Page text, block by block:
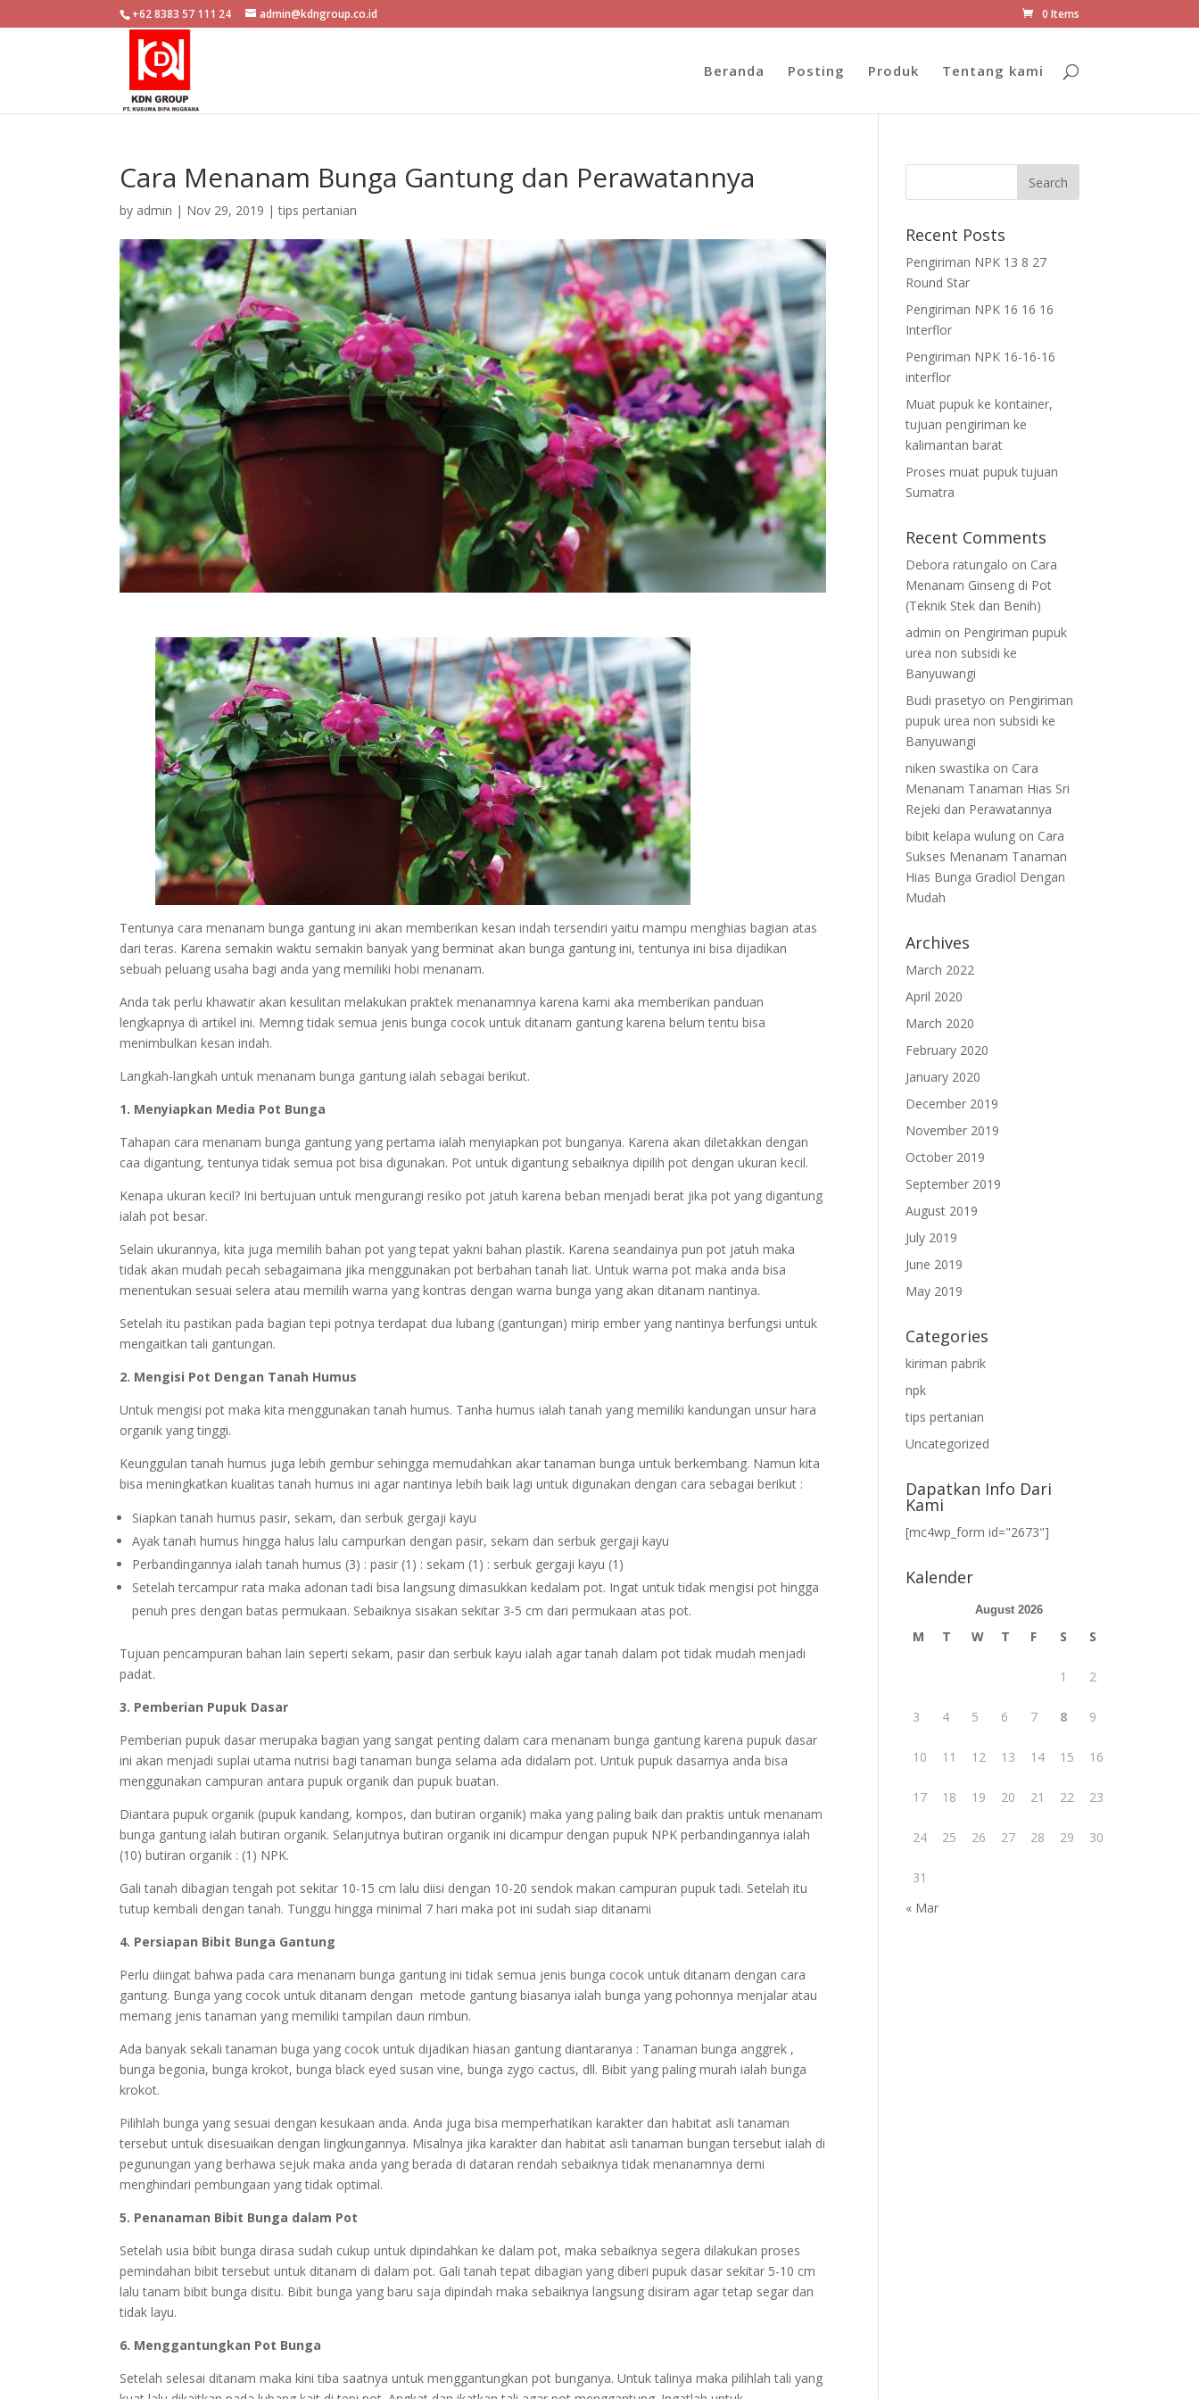
+62 8383 57 111 24 admin@kdngroup.co.id 0 Items
Beranda Posting Produk Tentang kami
Cara Menanam Bunga Gantung dan Perawatannya
by admin | Nov 29, 2019 |tips pertanian
Tentunya cara menanam bunga gantung ini akan memberikan kesan indah tersendiri yaitu mampu menghias bagian atas
dari teras. Karena semakin waktu semakin banyak yang berminat akan bunga gantung ini, tentunya ini bisa dijadikan
sebuah peluang usaha bagi anda yang memiliki hobi menanam.
Anda tak perlu khawatir akan kesulitan melakukan praktek menanamnya karena kami aka memberikan panduan
lengkapnya di artikel ini. Memng tidak semua jenis bunga cocok untuk ditanam gantung karena belum tentu bisa
menimbulkan kesan indah.
Langkah-langkah untuk menanam bunga gantung ialah sebagai berikut.
1. Menyiapkan Media Pot Bunga
Tahapan cara menanam bunga gantung yang pertama ialah menyiapkan pot bunganya. Karena akan diletakkan dengan
caa digantung, tentunya tidak semua pot bisa digunakan. Pot untuk digantung sebaiknya dipilih pot dengan ukuran kecil.
Kenapa ukuran kecil? Ini bertujuan untuk mengurangi resiko pot jatuh karena beban menjadi berat jika pot yang digantung
ialah pot besar.
Selain ukurannya, kita juga memilih bahan pot yang tepat yakni bahan plastik. Karena seandainya pun pot jatuh maka
tidak akan mudah pecah sebagaimana jika menggunakan pot berbahan tanah liat. Untuk warna pot maka anda bisa
menentukan sesuai selera atau memilih warna yang kontras dengan warna bunga yang akan ditanam nantinya.
Setelah itu pastikan pada bagian tepi potnya terdapat dua lubang (gantungan) mirip ember yang nantinya berfungsi untuk
mengaitkan tali gantungan.
2. Mengisi Pot Dengan Tanah Humus
Untuk mengisi pot maka kita menggunakan tanah humus. Tanha humus ialah tanah yang memiliki kandungan unsur hara
organik yang tinggi.
Keunggulan tanah humus juga lebih gembur sehingga memudahkan akar tanaman bunga untuk berkembang. Namun kita
bisa meningkatkan kualitas tanah humus ini agar nantinya lebih baik lagi untuk digunakan dengan cara sebagai berikut :
Siapkan tanah humus pasir, sekam, dan serbuk gergaji kayu
Ayak tanah humus hingga halus lalu campurkan dengan pasir, sekam dan serbuk gergaji kayu
Perbandingannya ialah tanah humus (3) : pasir (1) : sekam (1) : serbuk gergaji kayu (1)
Setelah tercampur rata maka adonan tadi bisa langsung dimasukkan kedalam pot. Ingat untuk tidak mengisi pot hingga
penuh pres dengan batas permukaan. Sebaiknya sisakan sekitar 3-5 cm dari permukaan atas pot.
Tujuan pencampuran bahan lain seperti sekam, pasir dan serbuk kayu ialah agar tanah dalam pot tidak mudah menjadi
padat.
3. Pemberian Pupuk Dasar
Pemberian pupuk dasar merupaka bagian yang sangat penting dalam cara menanam bunga gantung karena pupuk dasar
ini akan menjadi suplai utama nutrisi bagi tanaman bunga selama ada didalam pot. Untuk pupuk dasarnya anda bisa
menggunakan campuran antara pupuk organik dan pupuk buatan.
Diantara pupuk organik (pupuk kandang, kompos, dan butiran organik) maka yang paling baik dan praktis untuk menanam
bunga gantung ialah butiran organik. Selanjutnya butiran organik ini dicampur dengan pupuk NPK perbandingannya ialah
(10) butiran organik : (1) NPK.
Gali tanah dibagian tengah pot sekitar 10-15 cm lalu diisi dengan 10-20 sendok makan campuran pupuk tadi. Setelah itu
tutup kembali dengan tanah. Tunggu hingga minimal 7 hari maka pot ini sudah siap ditanami
4. Persiapan Bibit Bunga Gantung
Perlu diingat bahwa pada cara menanam bunga gantung ini tidak semua jenis bunga cocok untuk ditanam dengan cara
gantung. Bunga yang cocok untuk ditanam dengan metode gantung biasanya ialah bunga yang pohonnya menjalar atau
memang jenis tanaman yang memiliki tampilan daun rimbun.
Ada banyak sekali tanaman buga yang cocok untuk dijadikan hiasan gantung diantaranya : Tanaman bunga anggrek ,
bunga begonia, bunga krokot, bunga black eyed susan vine, bunga zygo cactus, dll. Bibit yang paling murah ialah bunga
krokot.
Pilihlah bunga yang sesuai dengan kesukaan anda. Anda juga bisa memperhatikan karakter dan habitat asli tanaman
tersebut untuk disesuaikan dengan lingkungannya. Misalnya jika karakter dan habitat asli tanaman bungan tersebut ialah di
pegunungan yang berhawa sejuk maka anda yang berada di dataran rendah sebaiknya tidak menanamnya demi
menghindari pembungaan yang tidak optimal.
5. Penanaman Bibit Bunga dalam Pot
Setelah usia bibit bunga dirasa sudah cukup untuk dipindahkan ke dalam pot, maka sebaiknya segera dilakukan proses
pemindahan bibit tersebut untuk ditanam di dalam pot. Gali tanah tepat dibagian yang diberi pupuk dasar sekitar 5-10 cm
lalu tanam bibit bunga disitu. Bibit bunga yang baru saja dipindah maka sebaiknya langsung disiram agar tetap segar dan
tidak layu.
6. Menggantungkan Pot Bunga
Setelah selesai ditanam maka kini tiba saatnya untuk menggantungkan pot bunganya. Untuk talinya maka pilihlah tali yang
Recent Posts
Pengiriman NPK 13 8 27
Round Star
Pengiriman NPK 16 16 16
Interflor
Pengiriman NPK 16-16-16
interflor
Muat pupuk ke kontainer,
tujuan pengiriman ke
kalimantan barat
Proses muat pupuk tujuan
Sumatra
Recent Comments
Debora ratungalo on Cara
Menanam Ginseng di Pot
(Teknik Stek dan Benih)
admin on Pengiriman pupuk
urea non subsidi ke
Banyuwangi
Budi prasetyo on Pengiriman
pupuk urea non subsidi ke
Banyuwangi
niken swastika on Cara
Menanam Tanaman Hias Sri
Rejeki dan Perawatannya
bibit kelapa wulung on Cara
Sukses Menanam Tanaman
Hias Bunga Gradiol Dengan
Mudah
Archives
March 2022
April 2020
March 2020
February 2020
January 2020
December 2019
November 2019
October 2019
September 2019
August 2019
July 2019
June 2019
May 2019
Categories
kiriman pabrik
npk
tips pertanian
Uncategorized
Dapatkan Info Dari
Kami
[mc4wp_form id="2673"]
Kalender
August 2026
M T W T F S S
1 2
3 4 5 6 7 8 9
10 11 12 13 14 15 16
17 18 19 20 21 22 23
24 25 26 27 28 29 30
31
« Mar